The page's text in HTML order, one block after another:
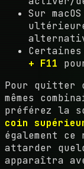
Sur
+ F11
Pour quitter
mêmes
préférez la
coin
également
attarder
apparaîtra